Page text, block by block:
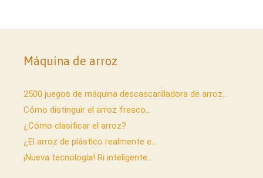
Máquina de arroz
2500 juegos de máquina descascarilladora de arroz...
Cómo distinguir el arroz fresco...
¿Cómo clasificar el arroz?
¿El arroz de plástico realmente e...
¡Nueva tecnología! Ri inteligente...